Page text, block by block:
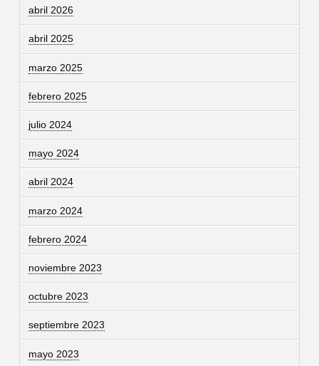
abril 2026
abril 2025
marzo 2025
febrero 2025
julio 2024
mayo 2024
abril 2024
marzo 2024
febrero 2024
noviembre 2023
octubre 2023
septiembre 2023
mayo 2023